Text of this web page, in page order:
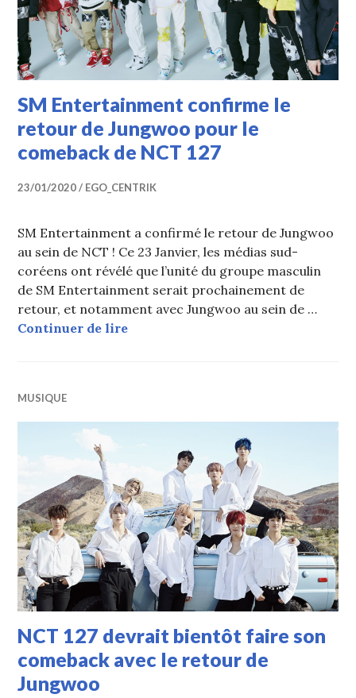
SM Entertainment confirme le
retour de Jungwoo pour le
comeback de NCT 127
23/01/2020 EGO_CENTRIK
SM Entertainment a confirmé le retour de Jungwoo
au sein de NCT ! Ce 23 Janvier, les médias sud-
coréens ont révélé que l’unité du groupe masculin
de SM Entertainment serait prochainement de
retour, et notamment avec Jungwoo au sein de …
Continuer de lireSM Entertainment confirme le
MUSIQUE
NCT 127 devrait bientôt faire son
comeback avec le retour de
Jungwoo